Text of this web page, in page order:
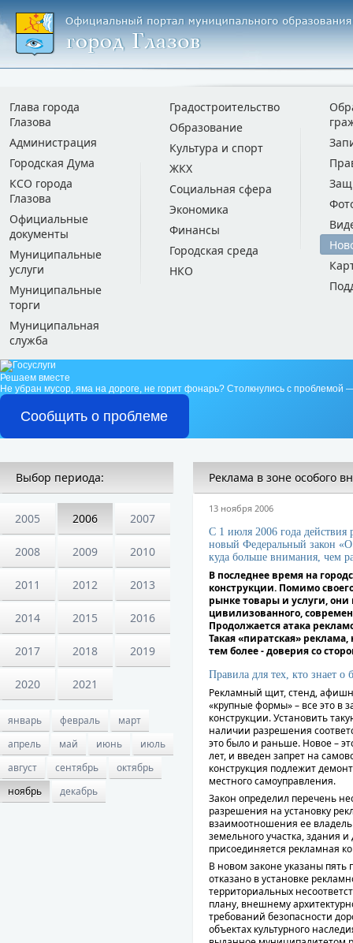
Глава города
Глазова
Администрация
Городская Дума
КСО города
Глазова
Официальные
документы
Муниципальные
услуги
Муниципальные
торги
Муниципальная
служба
Градостроительство
Образование
Культура и спорт
ЖКХ
Социальная сфера
Экономика
Финансы
Городская среда
НКО
Решаем вместе
Не убран мусор, яма на дороге, не горит фонарь? Столкнулись с проблемой
Сообщить о проблеме
Выбор периода:
2005 2006 2007
2008 2009 2010
2011 2012 2013
2014 2015 2016
2017 2018 2019
2020 2021
январь февраль
март
апрель
май июнь
июль
август
сентябрь
октябрь
ноябрь
декабрь
Реклама в зоне особого
13 ноября 2006
С 1 июля 2006 года действия
новый Федеральный закон
куда больше внимания, чем
В последнее время на
конструкции. Помимо
рынке товары и услуги,
цивилизованного,
Продолжается атака
Такая «пиратская»
тем более - доверия со
Правила для тех, кто знает о
Рекламный щит, стенд,
«крупные формы» – все это в
конструкции. Установить
наличии разрешения
это было и раньше. Новое –
лет, и введен запрет на
конструкция подлежит
местного самоуправления.
Закон определил перечень
разрешения на установку
взаимоотношения ее
земельного участка, здания
присоединяется рекламная
В новом законе указаны
отказано в установке
территориальных
плану, внешнему
требований безопасности
объектах культурного